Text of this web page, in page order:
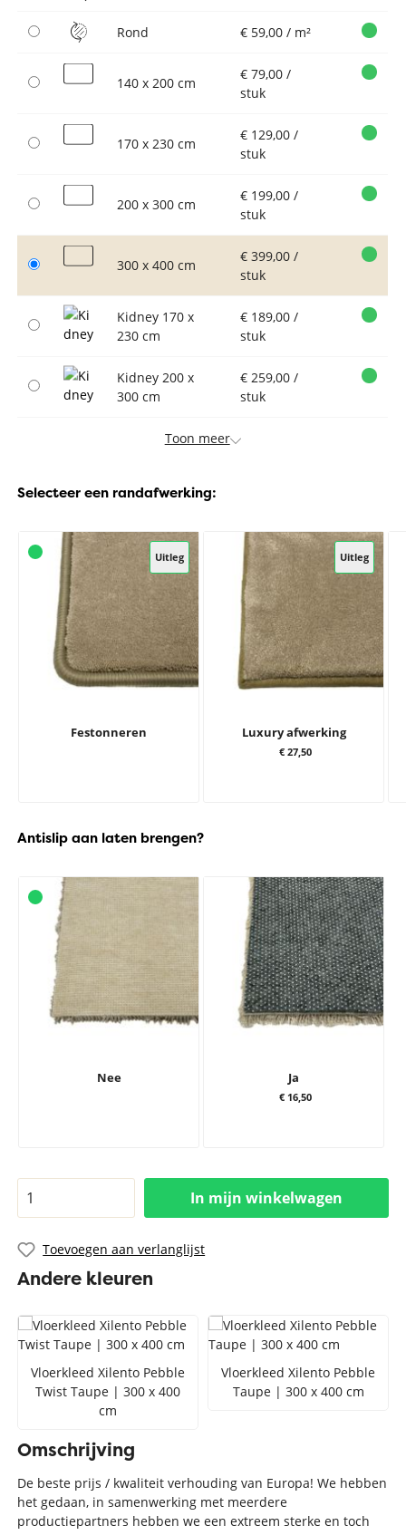
Rond € 59,00 / m²
140 x 200 cm
€ 79,00 /
stuk
170 x 230 cm
€ 129,00 /
stuk
200 x 300 cm
€ 199,00 /
stuk
300 x 400 cm
€ 399,00 /
stuk
Kidney 170 x
230 cm
€ 189,00 /
stuk
Kidney 200 x
300 cm
€ 259,00 /
stuk
Toon meer
Selecteer een randafwerking:
Uitleg
Festonneren
Uitleg
Luxury afwerking
€ 27,50
Antislip aan laten brengen?
Nee Ja
€ 16,50
In mijn winkelwagen
Toevoegen aan verlanglijst
Andere kleuren
Vloerkleed Xilento Pebble
Twist Taupe | 300 x 400
cm
Vloerkleed Xilento Pebble
Taupe | 300 x 400 cm
Omschrijving
De beste prijs / kwaliteit verhouding van Europa! We hebben
het gedaan, in samenwerking met meerdere
productiepartners hebben we een extreem sterke en toch